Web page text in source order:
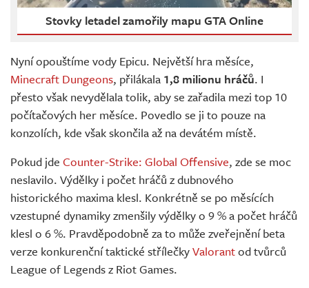
Stovky letadel zamořily mapu GTA Online
Nyní opouštíme vody Epicu. Největší hra měsíce,
Minecraft Dungeons, přilákala 1,8 milionu hráčů. I
přesto však nevydělala tolik, aby se zařadila mezi top 10
počítačových her měsíce. Povedlo se ji to pouze na
konzolích, kde však skončila až na devátém místě.
Pokud jde Counter-Strike: Global Offensive, zde se moc
neslavilo. Výdělky i počet hráčů z dubnového
historického maxima klesl. Konkrétně se po měsících
vzestupné dynamiky zmenšily výdělky o 9 % a počet hráčů
klesl o 6 %. Pravděpodobně za to může zveřejnění beta
verze konkurenční taktické střílečkyValorantod tvůrců
League of Legends z Riot Games.